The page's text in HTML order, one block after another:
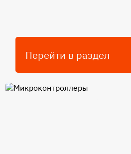
Перейти в раздел